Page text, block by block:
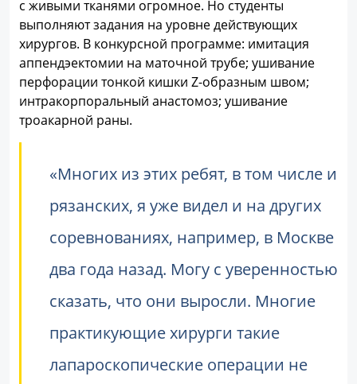
с живыми тканями огромное. Но студенты
выполняют задания на уровне действующих
хирургов. В конкурсной программе: имитация
аппендэектомии на маточной трубе; ушивание
перфорации тонкой кишки Z-образным швом;
интракорпоральный анастомоз; ушивание
троакарной раны.
«Многих из этих ребят, в том числе и
рязанских, я уже видел и на других
соревнованиях, например, в Москве
два года назад. Могу с уверенностью
сказать, что они выросли. Многие
практикующие хирурги такие
лапароскопические операции не